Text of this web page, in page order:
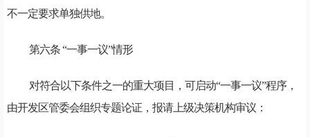
不一定要求单独供地。
第六条 “一事一议”情形
对符合以下条件之一的重大项目，可启动“一事一议”程序，
由开发区管委会组织专题论证，报请上级决策机构审议：